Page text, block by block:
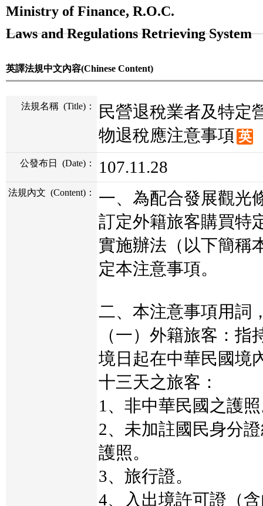
Ministry of Finance, R.O.C.
Laws and Regulations Retrieving System
英譯法規中文內容(Chinese Content)
法規名稱 (Title)：
民營退稅業者及特定
物退稅應注意事項 英
公發布日 (Date)： 107.11.28
法規內文 (Content)：
一、為配合發展觀光
訂定外籍旅客購買特
實施辦法（以下簡稱
定本注意事項。
二、本注意事項用詞
（一）外籍旅客：
境日起在中華民國境
十三天之旅客：
1、非中華民國之護
2、未加註國民身分
護照。
3、旅行證。
4、入出境許可證（